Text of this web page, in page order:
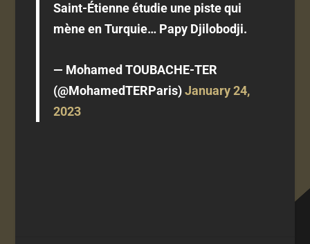
Saint-Étienne étudie une piste qui
mène en Turquie… Papy Djilobodji.
— Mohamed TOUBACHE-TER
(@MohamedTERParis)January 24,
2023